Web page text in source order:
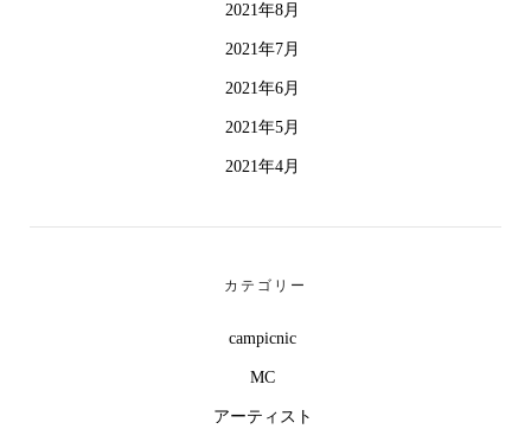
2021年8月
2021年7月
2021年6月
2021年5月
2021年4月
カテゴリー
campicnic
MC
アーティスト